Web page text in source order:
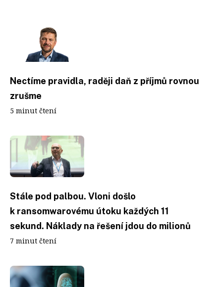
Nectíme pravidla, raději daň z příjmů rovnou
zrušme
5 minut čtení
Stále pod palbou. Vloni došlo
k ransomwarovému útoku každých 11
sekund. Náklady na řešení jdou do milionů
7 minut čtení